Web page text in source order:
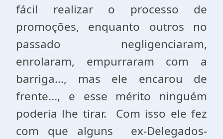
fácil realizar o processo de
promoções, enquanto outros no
passado negligenciaram,
enrolaram, empurraram com a
barriga..., mas ele encarou de
frente..., e esse mérito ninguém
poderia lhe tirar. Com isso ele fez
com que alguns ex-Delegados-